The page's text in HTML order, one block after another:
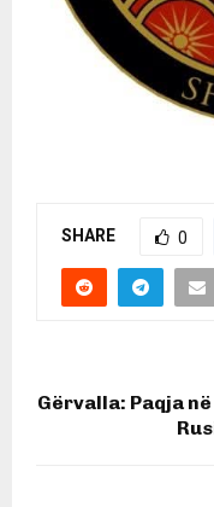
SHARE 0
Gërvalla: Paqja